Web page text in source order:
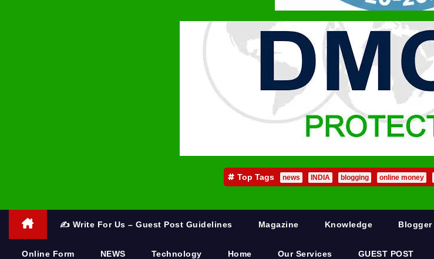
Top Tags news INDIA blogging online money
✍️ Write For Us – Guest Post Guidelines Magazine Knowledge Blogger
Online Form NEWS Technology Home Our Services GUEST POST